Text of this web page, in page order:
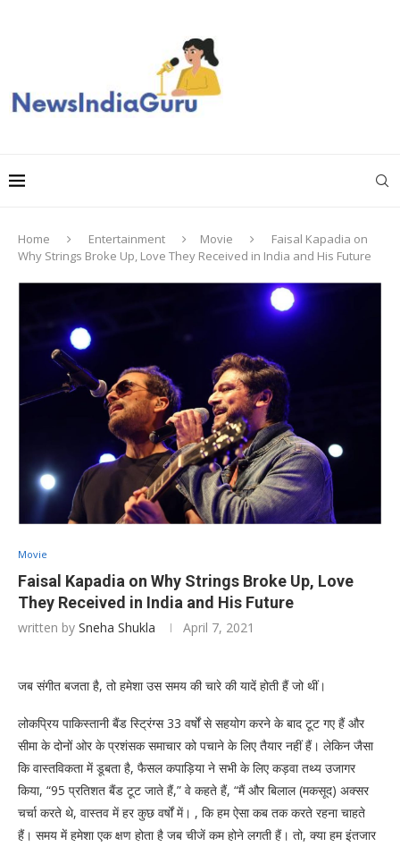
Home Entertainment Movie
Faisal Kapadia on
Why Strings Broke Up, Love They Received in India and His Future
Movie
Faisal Kapadia on Why Strings Broke Up, Love
They Received in India and His Future
written by Sneha Shukla April 7, 2021
जब संगीत बजता है, तो हमेशा उस समय की चारे की यादें होती हैं जो थीं।
लोकप्रिय पाकिस्तानी बैंड स्ट्रिंग्स 33 वर्षों से सहयोग करने के बाद टूट गए हैं और
सीमा के दोनों ओर के प्रशंसक समाचार को पचाने के लिए तैयार नहीं हैं। लेकिन जैसा
कि वास्तविकता में डूबता है, फैसल कपाड़िया ने सभी के लिए कड़वा तथ्य उजागर
किया, “95 प्रतिशत बैंड टूट जाते हैं,” वे कहते हैं, “मैं और बिलाल (मकसूद) अक्सर
चर्चा करते थे, वास्तव में हर कुछ वर्षों में। , कि हम ऐसा कब तक करते रहना चाहते
हैं। समय में हमेशा एक क्षण होता है जब चीजें कम होने लगती हैं। तो, क्या हम इंतजार